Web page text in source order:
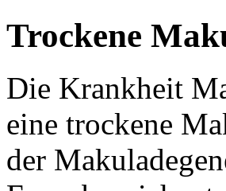
Trockene
Die Krankheit
eine trockene
der